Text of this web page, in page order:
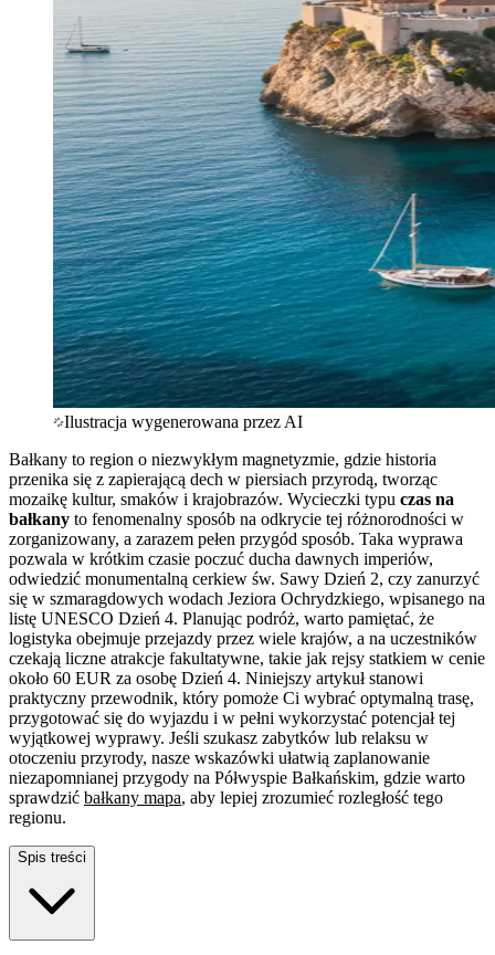
Ilustracja wygenerowana przez AI
Bałkany to region o niezwykłym magnetyzmie, gdzie historia
przenika się z zapierającą dech w piersiach przyrodą, tworząc
mozaikę kultur, smaków i krajobrazów. Wycieczki typu czas na
bałkany to fenomenalny sposób na odkrycie tej różnorodności w
zorganizowany, a zarazem pełen przygód sposób. Taka wyprawa
pozwala w krótkim czasie poczuć ducha dawnych imperiów,
odwiedzić monumentalną cerkiew św. Sawy Dzień 2, czy zanurzyć
się w szmaragdowych wodach Jeziora Ochrydzkiego, wpisanego na
listę UNESCO Dzień 4. Planując podróż, warto pamiętać, że
logistyka obejmuje przejazdy przez wiele krajów, a na uczestników
czekają liczne atrakcje fakultatywne, takie jak rejsy statkiem w cenie
około 60 EUR za osobę Dzień 4. Niniejszy artykuł stanowi
praktyczny przewodnik, który pomoże Ci wybrać optymalną trasę,
przygotować się do wyjazdu i w pełni wykorzystać potencjał tej
wyjątkowej wyprawy. Jeśli szukasz zabytków lub relaksu w
otoczeniu przyrody, nasze wskazówki ułatwią zaplanowanie
niezapomnianej przygody na Półwyspie Bałkańskim, gdzie warto
sprawdzić bałkany mapa, aby lepiej zrozumieć rozległość tego
regionu.
Spis treści